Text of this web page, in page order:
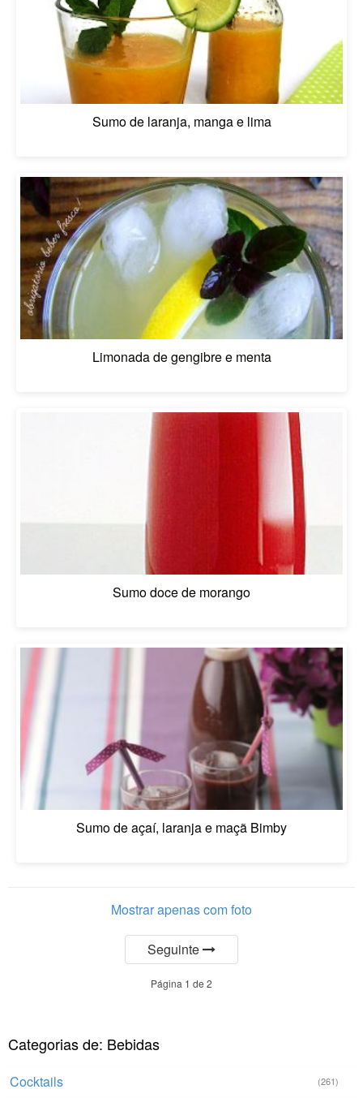
Sumo de laranja, manga e lima
Limonada de gengibre e menta
Sumo doce de morango
Sumo de açaí, laranja e maçã Bimby
Mostrar apenas com foto
Seguinte
Página 1 de 2
Categorias de: Bebidas
Cocktails (261)